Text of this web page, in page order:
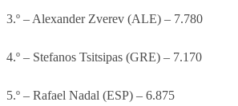
3.º – Alexander Zverev (ALE) – 7.780
4.º – Stefanos Tsitsipas (GRE) – 7.170
5.º – Rafael Nadal (ESP) – 6.875